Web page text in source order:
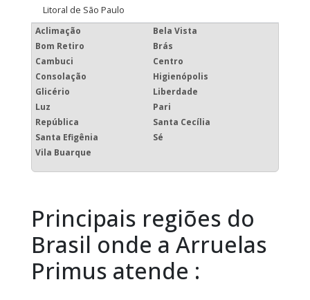
Litoral de São Paulo
Aclimação
Bela Vista
Bom Retiro
Brás
Cambuci
Centro
Consolação
Higienópolis
Glicério
Liberdade
Luz
Pari
República
Santa Cecília
Santa Efigênia
Sé
Vila Buarque
Principais regiões do
Brasil onde a Arruelas
Primus atende :